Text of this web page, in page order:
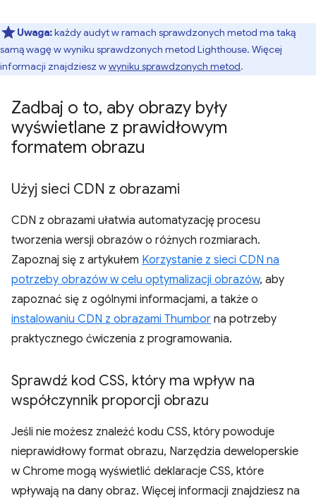
Uwaga:każdy audyt w ramach sprawdzonych metod ma taką
samą wagę w wyniku sprawdzonych metod Lighthouse. Więcej
informacji znajdziesz wwyniku sprawdzonych metod.
Zadbaj o to, aby obrazy były
wyświetlane z prawidłowym
formatem obrazu
Użyj sieci CDN z obrazami
CDN z obrazami ułatwia automatyzację procesu
tworzenia wersji obrazów o różnych rozmiarach.
Zapoznaj się z artykułem Korzystanie z sieci CDN na
potrzeby obrazów w celu optymalizacji obrazów, aby
zapoznać się z ogólnymi informacjami, a także o
instalowaniu CDN z obrazami Thumbor na potrzeby
praktycznego ćwiczenia z programowania.
Sprawdź kod CSS, który ma wpływ na
współczynnik proporcji obrazu
Jeśli nie możesz znaleźć kodu CSS, który powoduje
nieprawidłowy format obrazu, Narzędzia deweloperskie
w Chrome mogą wyświetlić deklaracje CSS, które
wpływają na dany obraz. Więcej informacji znajdziesz na